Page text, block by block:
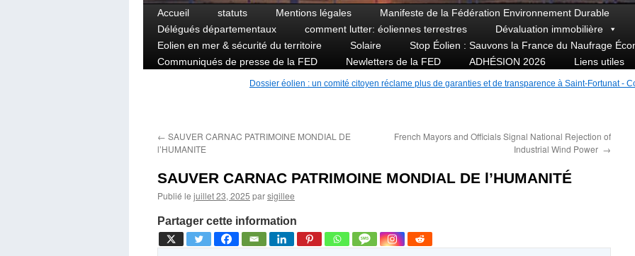
Aller
au
contenu
Accueil statuts Mentions légales Manifeste de la Fédération Environnement Durable
Délégués départementaux
comment lutter: éoliennes terrestres
Dévaluation immobilière
Eolien en mer & sécurité du territoire
Solaire
Stop Éolien : Sauvons la France du Naufrage
Communiqués de presse de la FED
Newletters de la FED ADHÉSION 2026 Liens utiles
Dossier éolien : un comité citoyen réclame plus de garanties et de transparence à Saint-Fortunat -
← SAUVER CARNAC PATRIMOINE MONDIAL DE
l’HUMANITE
French Mayors and Officials Signal National Rejection of
Industrial Wind Power →
SAUVER CARNAC PATRIMOINE MONDIAL DE l’HUMANITÉ
Publié le juillet 23, 2025 parsigillee
Partager cette information